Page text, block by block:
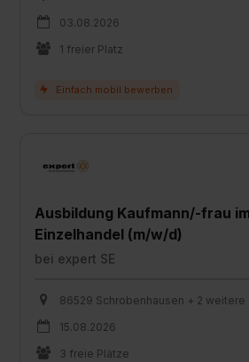
03.08.2026
1 freier Platz
Ausbildung Kaufmann/-frau im
Einzelhandel (m/w/d)
bei expert SE
86529 Schrobenhausen + 2 weitere
15.08.2026
3 freie Plätze